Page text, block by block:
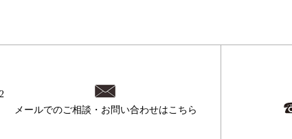
メールでのご相談・お問い合わせはこちら